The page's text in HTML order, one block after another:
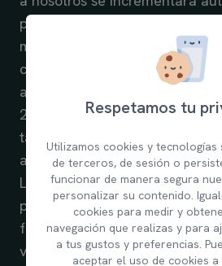
para compensar totalmente la
modo que la suma remitida a
cualquier impuesto o
al monto facturado o debido.
2 Términos de pago. Usted
tarifas del Servicio de acuerdo
acordados con nosotros y su
La facturación se realizará a
procesador de pagos. Para
facturación, envíe un correo a
ventas@limepilot.com.
Respetamos tu
Utilizamos cookies y tecnologías
de terceros, de sesión o
funcionar de manera segura
personalizar su contenido.
cookies para medir y
navegación que realizas y para
a tus gustos y preferencias.
aceptar el uso de cookies a